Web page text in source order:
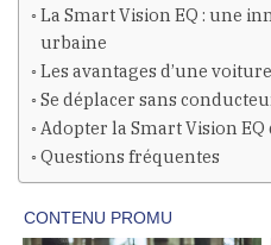
La Smart Vision EQ : une
urbaine
Les avantages d’une
Se déplacer sans
Adopter la Smart Vision
Questions fréquentes